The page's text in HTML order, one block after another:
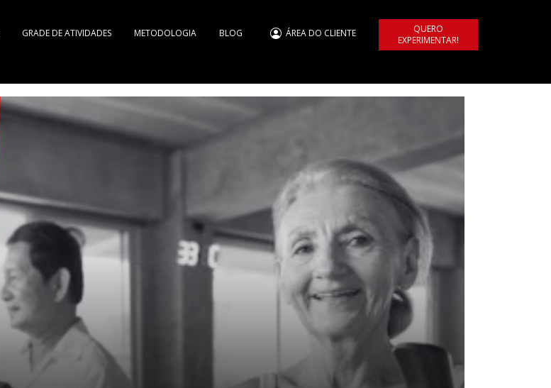
GRADE DE ATIVIDADES METODOLOGIA BLOG ÁREA DO CLIENTE
QUERO
EXPERIMENTAR!